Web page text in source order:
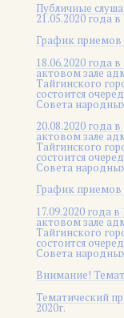
Публичные
21.05.2020 года
График
18.06.2020 года
актовом зале
Тайгинского
состоится
Совета
20.08.2020 года
актовом зале
Тайгинского
состоится
Совета
График приемов
17.09.2020 года
актовом зале
Тайгинского
состоится
Совета
Внимание!
Тематический
2020г.